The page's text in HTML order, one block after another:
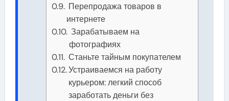
Перепродажа товаров в
интернете
Зарабатываем на
фотографиях
Станьте тайным покупателем
Устраиваемся на работу
курьером: легкий способ
заработать деньги без